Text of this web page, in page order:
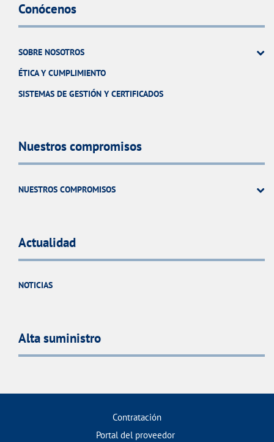
Conócenos
SOBRE NOSOTROS
ÉTICA Y CUMPLIMIENTO
SISTEMAS DE GESTIÓN Y CERTIFICADOS
Nuestros compromisos
NUESTROS COMPROMISOS
Actualidad
NOTICIAS
Alta suministro
Contratación
Portal del proveedor